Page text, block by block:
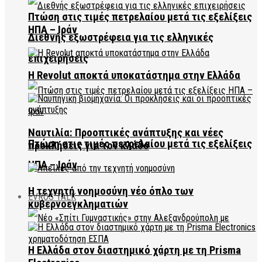
Διεθνής εξωστρέφεια για τις ελληνικές
επιχειρήσεις
Πτώση στις τιμές πετρελαίου μετά τις εξελίξεις
ΗΠΑ – Ιράν
EVROS TALK
Πτώση στις τιμές πετρελαίου μετά τις εξελίξεις
ΗΠΑ – Ιράν
Η Revolut αποκτά υποκατάστημα στην Ελλάδα
Ναυτιλία: Προοπτικές ανάπτυξης και νέες
προκλήσεις για τον κλάδο
Η τεχνητή νοημοσύνη νέο όπλο των
κυβερνοεγκληματιών
Η Ελλάδα στον διαστημικό χάρτη με τη Prisma